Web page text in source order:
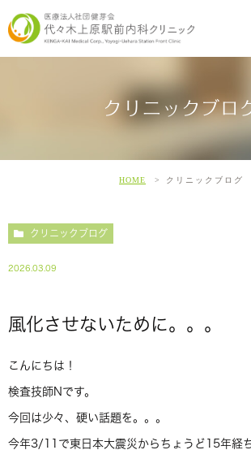
クリニックブロ
HOME クリニックブログ
クリニックブログ
2026.03.09
風化させないために。。。
こんにちは！
検査技師Nです。
今回は少々、硬い話題を。。。
今年3/11で東日本大震災からちょうど15年経ち